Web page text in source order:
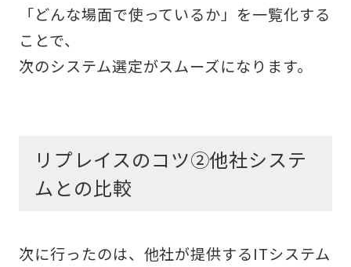
「どんな場面で使っているか」を一覧化する
ことで、
次のシステム選定がスムーズになります。
リプレイスのコツ②他社システ
ムとの比較
次に行ったのは、他社が提供するITシステム